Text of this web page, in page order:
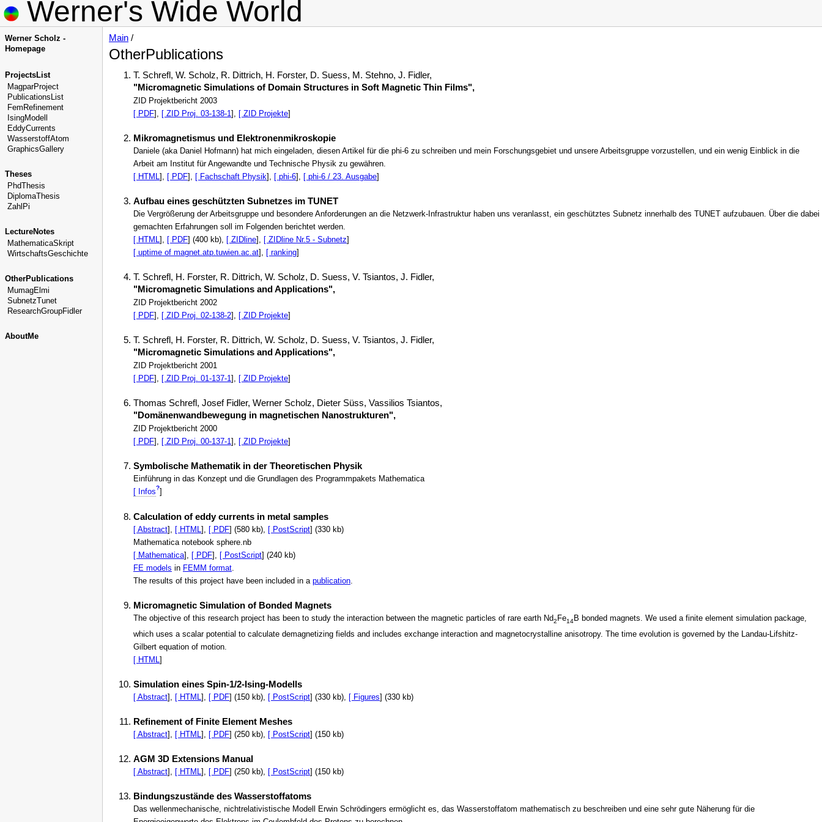
Werner's Wide World
Werner Scholz -
Homepage
ProjectsList
MagparProject
PublicationsList
FemRefinement
IsingModell
EddyCurrents
WasserstoffAtom
GraphicsGallery
Theses
PhdThesis
DiplomaThesis
ZahlPi
LectureNotes
MathematicaSkript
WirtschaftsGeschichte
OtherPublications
MumagElmi
SubnetzTunet
ResearchGroupFidler
AboutMe
Main /
OtherPublications
T. Schrefl, W. Scholz, R. Dittrich, H. Forster, D. Suess, M. Stehno, J. Fidler,
"Micromagnetic Simulations of Domain Structures in Soft Magnetic Thin Films",
ZID Projektbericht 2003
[ PDF ], [ ZID Proj. 03-138-1 ], [ ZID Projekte
Mikromagnetismus und Elektronenmikroskopie
Daniele (aka Daniel Hofmann) hat mich eingeladen, diesen Artikel für die phi-6 zu schreiben und mein Forschungsgebiet und unsere Arbeitsgruppe vorzustellen, und ein wenig Einblick in die
Arbeit am Institut für Angewandte und Technische Physik zu gewähren.
[ HTML ], [ PDF ], [ Fachschaft Physik ], [ phi-6 ], [ phi-6 / 23. Ausgabe
Aufbau eines geschützten Subnetzes im TUNET
Die Vergrößerung der Arbeitsgruppe und besondere Anforderungen an die Netzwerk-Infrastruktur haben uns veranlasst, ein geschütztes Subnetz innerhalb des TUNET aufzubauen. Über die dabei
gemachten Erfahrungen soll im Folgenden berichtet werden.
[ HTML ], [ PDF ] (400 kb), [ ZIDline ], [ ZIDline Nr.5 - Subnetz
[ uptime of magnet.atp.tuwien.ac.at ], [ ranking
T. Schrefl, H. Forster, R. Dittrich, W. Scholz, D. Suess, V. Tsiantos, J. Fidler,
"Micromagnetic Simulations and Applications",
ZID Projektbericht 2002
[ PDF ], [ ZID Proj. 02-138-2 ], [ ZID Projekte
T. Schrefl, H. Forster, R. Dittrich, W. Scholz, D. Suess, V. Tsiantos, J. Fidler,
"Micromagnetic Simulations and Applications",
ZID Projektbericht 2001
[ PDF ], [ ZID Proj. 01-137-1 ], [ ZID Projekte
Thomas Schrefl, Josef Fidler, Werner Scholz, Dieter Süss, Vassilios Tsiantos,
"Domänenwandbewegung in magnetischen Nanostrukturen",
ZID Projektbericht 2000
[ PDF ], [ ZID Proj. 00-137-1 ], [ ZID Projekte
Symbolische Mathematik in der Theoretischen Physik
Einführung in das Konzept und die Grundlagen des Programmpakets Mathematica
[ Infos?
Calculation of eddy currents in metal samples
[ Abstract ], [ HTML ], [ PDF ] (580 kb), [ PostScript ] (330 kb)
Mathematica notebook sphere.nb
[ Mathematica], [ PDF ], [ PostScript ] (240 kb)
FE models in FEMM format.
The results of this project have been included in a publication.
Micromagnetic Simulation of Bonded Magnets
The objective of this research project has been to study the interaction between the magnetic particles of rare earth Nd2 Fe14B bonded magnets. We used a finite element simulation package,
which uses a scalar potential to calculate demagnetizing fields and includes exchange interaction and magnetocrystalline anisotropy. The time evolution is governed by the Landau-Lifshitz-
Gilbert equation of motion.
[ HTML ]
Simulation eines Spin-1/2-Ising-Modells
[ Abstract], [ HTML ], [ PDF] (150 kb), [ PostScript] (330 kb), [ Figures] (330 kb)
Refinement of Finite Element Meshes
[ Abstract], [ HTML ], [ PDF] (250 kb), [ PostScript] (150 kb)
AGM 3D Extensions Manual
[ Abstract], [ HTML ], [ PDF] (250 kb), [ PostScript] (150 kb)
Bindungszustände des Wasserstoffatoms
Das wellenmechanische, nichtrelativistische Modell Erwin Schrödingers ermöglicht es, das Wasserstoffatom mathematisch zu beschreiben und eine sehr gute Näherung für die